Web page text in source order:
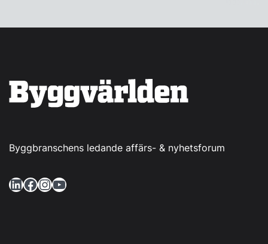
Byggbranschens ledande affärs- & nyhetsforum
LinkedIn Facebook InstagramYouTube